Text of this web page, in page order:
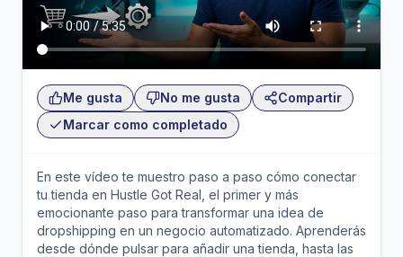
Me gusta No me gusta
Compartir
Marcar como completado
En este vídeo te muestro paso a paso cómo conectar
tu tienda en Hustle Got Real, el primer y más
emocionante paso para transformar una idea de
dropshipping en un negocio automatizado. Aprenderás
desde dónde pulsar para añadir una tienda, hasta las